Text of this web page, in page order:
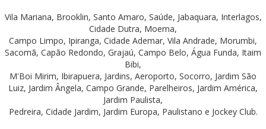
Vila Mariana, Brooklin, Santo Amaro, Saúde, Jabaquara, Interlagos,
Cidade Dutra, Moema,
Campo Limpo, Ipiranga, Cidade Ademar, Vila Andrade, Morumbi,
Sacomã, Capão Redondo, Grajaú, Campo Belo, Água Funda, Itaim
Bibi,
M'Boi Mirim, Ibirapuera, Jardins, Aeroporto, Socorro, Jardim São
Luiz, Jardim Ângela, Campo Grande, Parelheiros, Jardim América,
Jardim Paulista,
Pedreira, Cidade Jardim, Jardim Europa, Paulistano e Jockey Club.